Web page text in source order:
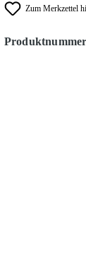
Zum Merkzettel